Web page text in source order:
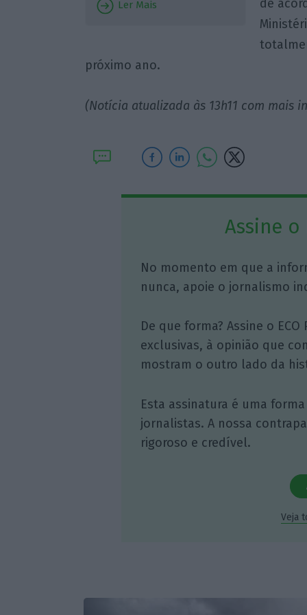
Ler Mais
de
próximo ano.
(Notícia atualizada às 13h11 com mais
Assine o
No momento em que a
nunca, apoie o jornalismo
De que forma? Assine o
exclusivas, à opinião que
mostram o outro lado da
Esta assinatura é uma
jornalistas. A nossa
rigoroso e credível.
Veja